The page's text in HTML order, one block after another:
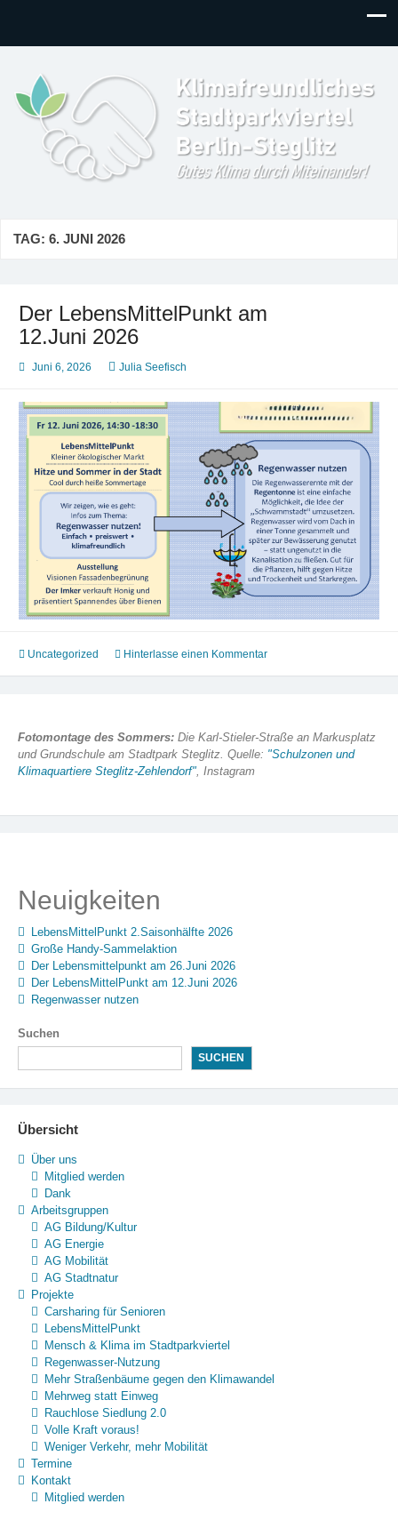
Klimafreundliches
Stadtparkviertel
Gutes Klima durch Miteinander in Berlin-Steglitz!
TAG: 6. JUNI 2026
Der LebensMittelPunkt am
12.Juni 2026
Juni 6, 2026 Julia Seefisch
Uncategorized Hinterlasse einen Kommentar
Fotomontage des Sommers:Die Karl-Stieler-Straße an Markusplatz
und Grundschule am Stadtpark Steglitz. Quelle: "Schulzonen und
Klimaquartiere Steglitz-Zehlendorf", Instagram
Neuigkeiten
LebensMittelPunkt 2.Saisonhälfte 2026
Große Handy-Sammelaktion
Der Lebensmittelpunkt am 26.Juni 2026
Der LebensMittelPunkt am 12.Juni 2026
Regenwasser nutzen
Suchen
SUCHEN
Übersicht
Über uns
Mitglied werden
Dank
Arbeitsgruppen
AG Bildung/Kultur
AG Energie
AG Mobilität
AG Stadtnatur
Projekte
Carsharing für Senioren
LebensMittelPunkt
Mensch & Klima im Stadtparkviertel
Regenwasser-Nutzung
Mehr Straßenbäume gegen den Klimawandel
Mehrweg statt Einweg
Rauchlose Siedlung 2.0
Volle Kraft voraus!
Weniger Verkehr, mehr Mobilität
Termine
Kontakt
Mitglied werden